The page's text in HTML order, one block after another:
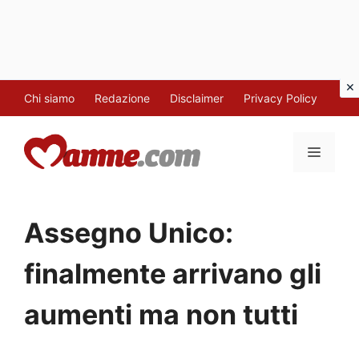
al
contenuto
Chi siamo Redazione Disclaimer Privacy Policy
MENU
Assegno Unico:
finalmente arrivano gli
aumenti ma non tutti